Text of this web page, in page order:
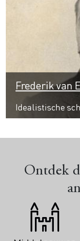
Frederik van
Idealistische
Ontdek